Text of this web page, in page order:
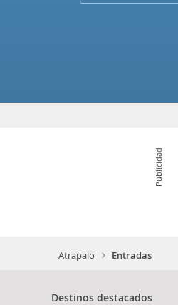
Publicidad
Atrapalo Entradas
Destinos destacados